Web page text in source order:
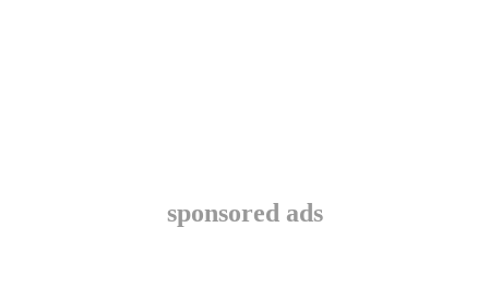
sponsored ads